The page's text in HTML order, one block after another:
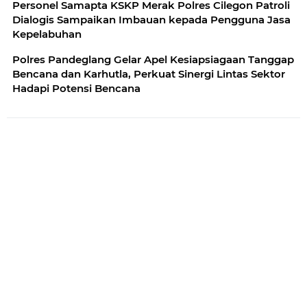
Personel Samapta KSKP Merak Polres Cilegon Patroli
Dialogis Sampaikan Imbauan kepada Pengguna Jasa
Kepelabuhan
Polres Pandeglang Gelar Apel Kesiapsiagaan Tanggap
Bencana dan Karhutla, Perkuat Sinergi Lintas Sektor
Hadapi Potensi Bencana